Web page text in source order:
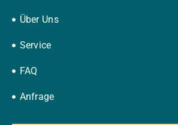
Über Uns
Service
FAQ
Anfrage